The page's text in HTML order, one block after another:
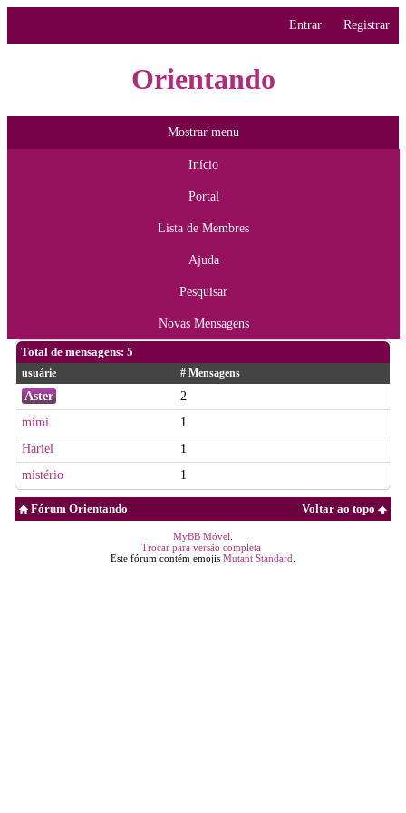
Entrar Registrar
Orientando
Mostrar menu
Início
Portal
Lista de Membres
Ajuda
Pesquisar
Novas Mensagens
Total de mensagens: 5
usuárie # Mensagens
Aster
2
mimi
1
Hariel
1
mistério
1
Voltar ao topo
Fórum Orientando
MyBB Móvel
Trocar para versão completa
Este fórum contém emojis Mutant Standard